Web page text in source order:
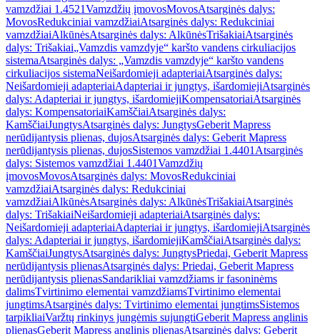
vamzdžiai 1.4521Vamzdžių įmovosMovosAtsarginės dalys:
MovosRedukciniai vamzdžiaiAtsarginės dalys: Redukciniai
vamzdžiaiAlkūnėsAtsarginės dalys: AlkūnėsTrišakiaiAtsarginės
dalys: Trišakiai„Vamzdis vamzdyje“ karšto vandens cirkuliacijos
sistemaAtsarginės dalys: „Vamzdis vamzdyje“ karšto vandens
cirkuliacijos sistemaNeišardomieji adapteriaiAtsarginės dalys:
Neišardomieji adapteriaiAdapteriai ir jungtys, išardomiejiAtsarginės
dalys: Adapteriai ir jungtys, išardomiejiKompensatoriaiAtsarginės
dalys: KompensatoriaiKamščiaiAtsarginės dalys:
KamščiaiJungtysAtsarginės dalys: JungtysGeberit Mapress
nerūdijantysis plienas, dujosAtsarginės dalys: Geberit Mapress
nerūdijantysis plienas, dujosSistemos vamzdžiai 1.4401 Atsarginės
dalys: Sistemos vamzdžiai 1.4401Vamzdžių
įmovosMovosAtsarginės dalys: MovosRedukciniai
vamzdžiaiAtsarginės dalys: Redukciniai
vamzdžiaiAlkūnėsAtsarginės dalys: AlkūnėsTrišakiaiAtsarginės
dalys: TrišakiaiNeišardomieji adapteriaiAtsarginės dalys:
Neišardomieji adapteriaiAdapteriai ir jungtys, išardomiejiAtsarginės
dalys: Adapteriai ir jungtys, išardomiejiKamščiaiAtsarginės dalys:
KamščiaiJungtysAtsarginės dalys: JungtysPriedai, Geberit Mapress
nerūdijantysis plienasAtsarginės dalys: Priedai, Geberit Mapress
nerūdijantysis plienasSandarikliai vamzdžiams ir fasoninėms
dalimsTvirtinimo elementai vamzdžiamsTvirtinimo elementai
jungtimsAtsarginės dalys: Tvirtinimo elementai jungtimsSistemos
tarpikliaiVaržtų rinkinys jungėmis sujungtiGeberit Mapress anglinis
plienasGeberit Mapress anglinis plienasAtsarginės dalys: Geberit